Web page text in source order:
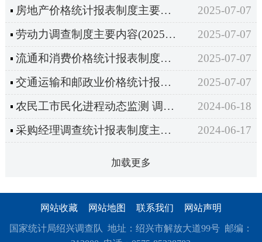
房地产价格统计报表制度主要内容（2025年定期统计报表）
2025-07-07
劳动力调查制度主要内容(2025年定期统计报表）
2025-07-07
流通和消费价格统计报表制度主要内容（2024年统计年报和2025年定期统计报表）
2025-07-07
交通运输和邮政业价格统计报表制度主要内容（2024年统计年报和2025年定期统计报表）
2025-07-07
农民工市民化进程动态监测 调查方案主要内容(2024)
2024-06-18
采购经理调查统计报表制度主要内容（2024）
2024-06-17
加载更多
网站收藏 网站地图 联系我们 网站声明
国家统计局绍兴调查队 地址：绍兴市解放大道99号 邮编：